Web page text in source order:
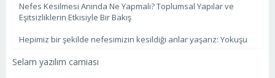
Nefes Kesilmesi Anında Ne Yapmalı? Toplumsal Yapılar ve
Eşitsizliklerin Etkisiyle Bir Bakış
Hepimiz bir şekilde nefesimizin kesildiği anlar yaşarız: Yokuşu
Selam yazılım camiası